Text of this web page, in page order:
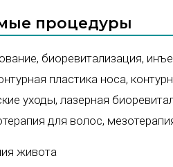
процедуры
, биоревитализация,
пластика носа,
уходы, лазерная
для волос,
живота